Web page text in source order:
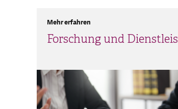
Forschung und
Mehr erfahren